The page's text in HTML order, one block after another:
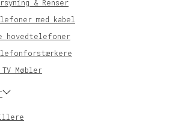
& Renser
med kabel
hovedtelefoner
Møbler